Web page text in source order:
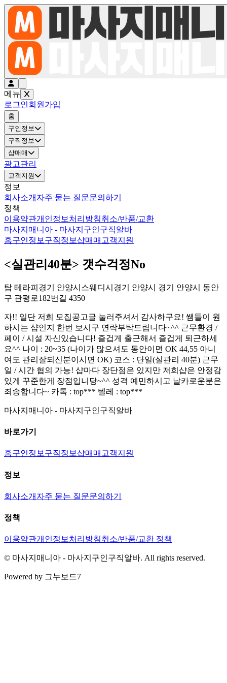
메뉴
로그인회원가입
홈
구인정보
구직정보
샵매매
광고관리
고객지원
정보
회사소개 자주 묻는 질문문의하기
정책
이용약관개인정보처리방침취소/반품/교환
마사지매니아 - 마사지구인구직알바
홈구인정보 구직정보샵매매 고객지원
<실관리40분> 갯수걱정No
탑 테라피 경기 안양시 스웨디시 경기 안양시 경기 안양시 동안
구 관평로182번길 4350
자!! 일단 저희 모집공고글 눌러주셔서 감사하구요! 쌤들이 원
하시는 샵인지 한번 보시구 연락부탁드립니다~^^ 근무환경 /
페이 / 시설 자신있습니다! 즐겁게 출근해서 즐겁게 퇴근하세
요^^ 나이 : 20~35 (나이가 많으셔도 동안이면 OK 44,55 아니
여도 관리잘되신분이시면 OK) 코스 : 단일(실관리 40분) 근무
일 / 시간 협의 가능! 샵마다 장단점은 있지만 저희샵은 안정감
있게 꾸준한게 장점입니당~^^ 성격 예민하시고 날카로운분은
죄송합니다~ 카톡 : top*** 텔레 : top***
마사지매니아 - 마사지구인구직알바
바로가기
홈구인정보 구직정보샵매매 고객지원
정보
회사소개 자주 묻는 질문문의하기
정책
이용약관개인정보처리방침취소/반품/교환 정책
© 마사지매니아 - 마사지구인구직알바. All rights reserved.
Powered by 그누보드7